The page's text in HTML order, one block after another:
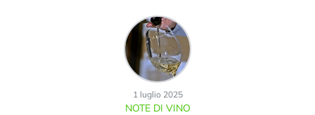
NOTE DI VINO
1 luglio 2025